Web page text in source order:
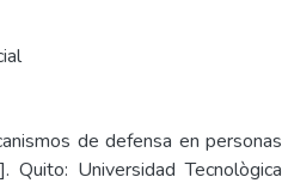
de defensa en personas
Quito: Universidad Tecnològica